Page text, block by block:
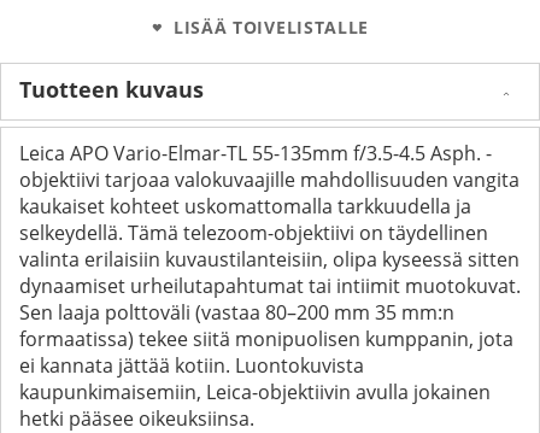
LISÄÄ TOIVELISTALLE
Tuotteen kuvaus
Leica APO Vario-Elmar-TL 55-135mm f/3.5-4.5 Asph. -
objektiivi tarjoaa valokuvaajille mahdollisuuden vangita
kaukaiset kohteet uskomattomalla tarkkuudella ja
selkeydellä. Tämä telezoom-objektiivi on täydellinen
valinta erilaisiin kuvaustilanteisiin, olipa kyseessä sitten
dynaamiset urheilutapahtumat tai intiimit muotokuvat.
Sen laaja polttoväli (vastaa 80–200 mm 35 mm:n
formaatissa) tekee siitä monipuolisen kumppanin, jota
ei kannata jättää kotiin. Luontokuvista
kaupunkimaisemiin, Leica-objektiivin avulla jokainen
hetki pääsee oikeuksiinsa.